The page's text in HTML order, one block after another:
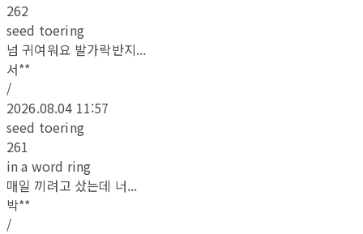
262
seed toering
넘 귀여워요 발가락반지...
서**
/
2026.08.04 11:57
seed toering
261
in a word ring
매일 끼려고 샀는데 너...
박**
/